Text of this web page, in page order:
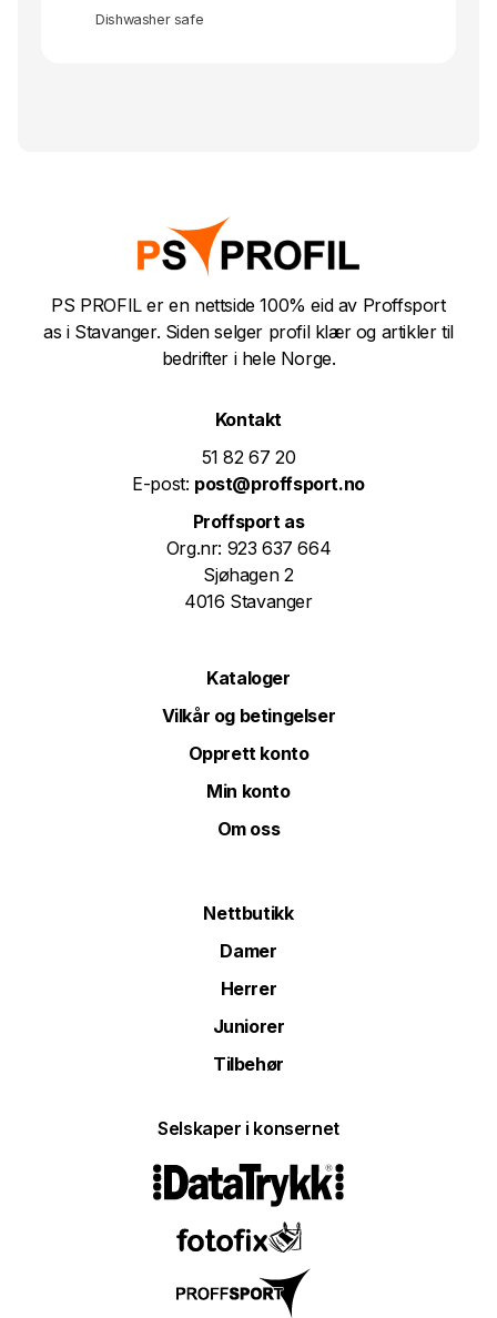
Dishwasher safe
PS PROFIL er en nettside 100% eid av Proffsport
as i Stavanger. Siden selger profil klær og artikler til
bedrifter i hele Norge.
Kontakt
51 82 67 20
E-post: post@proffsport.no
Proffsport as
Org.nr: 923 637 664
Sjøhagen 2
4016 Stavanger
Kataloger
Vilkår og betingelser
Opprett konto
Min konto
Om oss
Nettbutikk
Damer
Herrer
Juniorer
Tilbehør
Selskaper i konsernet